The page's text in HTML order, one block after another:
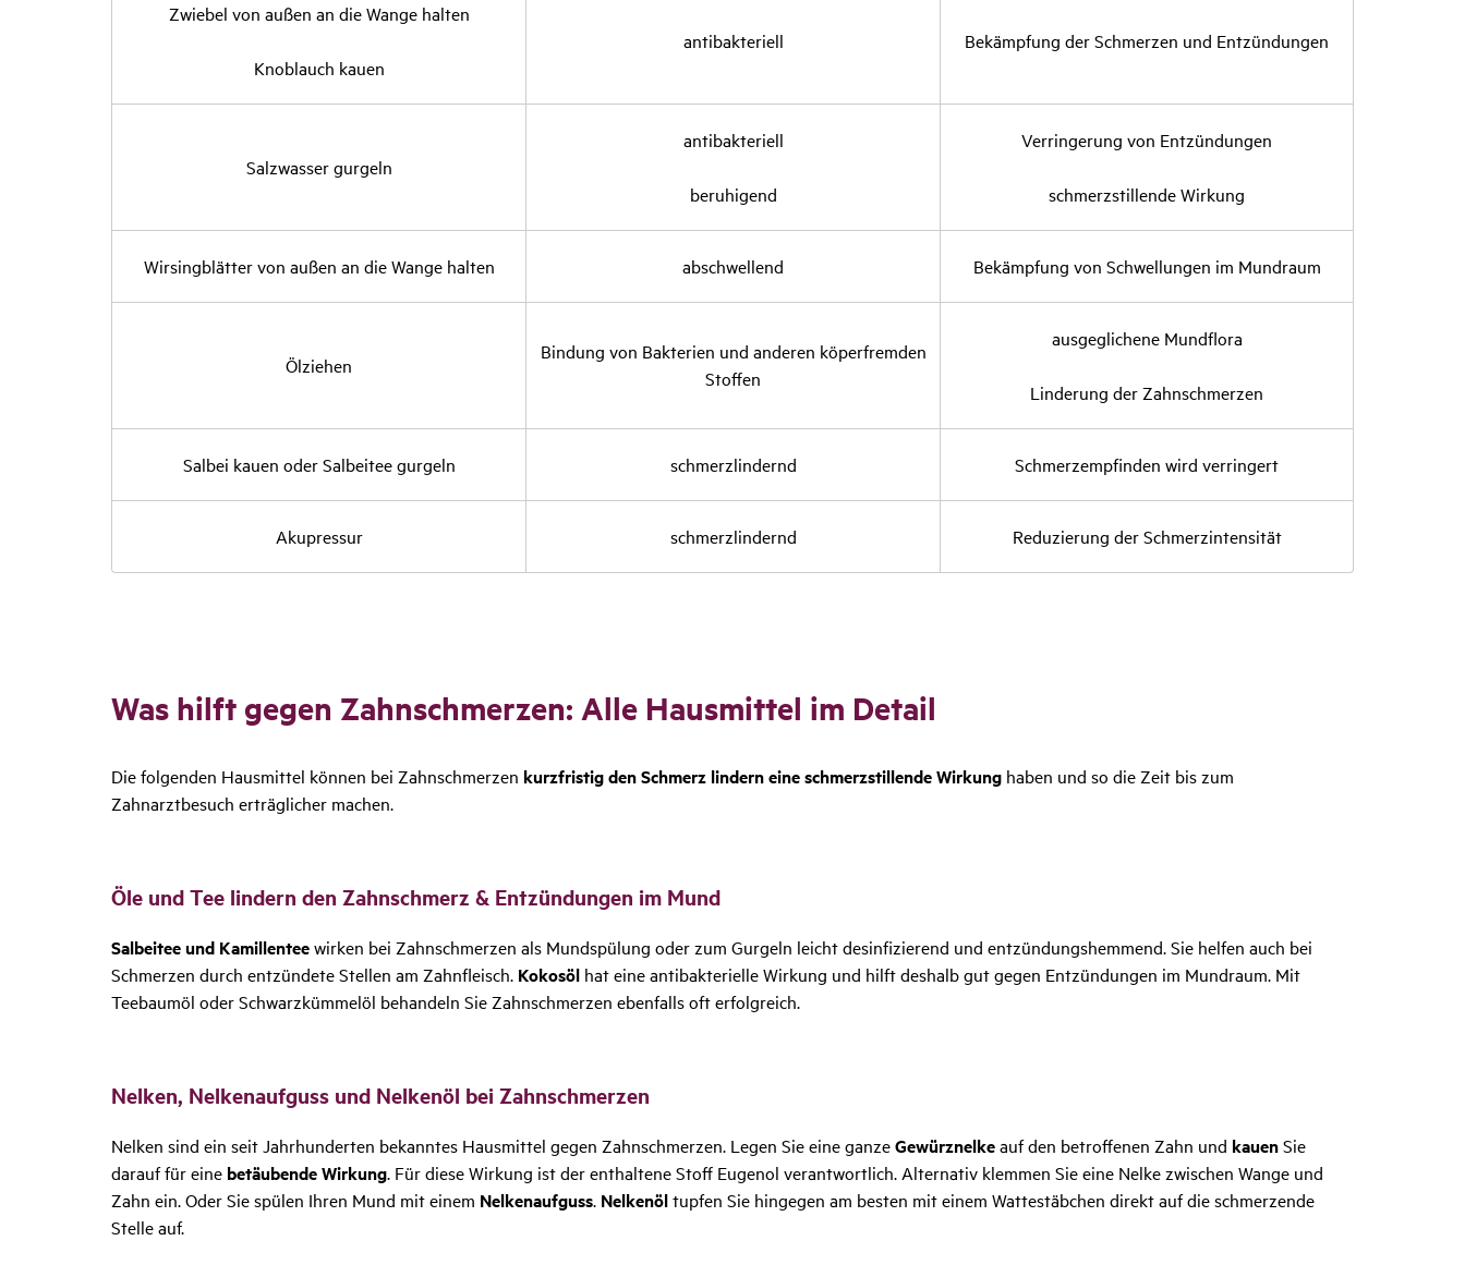
Zwiebel von außen an die Wange halten
Knob­lauch kauen
anti­bak­te­riell Bekämp­fung der Schmerzen und Entzün­dungen
Salz­wasser gurgeln
anti­bak­te­riell
beru­hi­gend
Verrin­ge­rung von Entzün­dungen
schmerz­stil­lende Wirkung
Wirsing­blätter von außen an die Wange halten abschwel­lend Bekämp­fung von Schwel­lungen im Mund­raum
Ölziehen
Bindung von Bakte­rien und anderen köper­fremden
Stoffen
ausge­gli­chene Mund­flora
Linde­rung der Zahn­schmerzen
Salbei kauen oder Salbeitee gurgeln schmerz­lin­dernd Schmerz­emp­finden wird verrin­gert
Akupressur schmerz­lin­dernd Redu­zie­rung der Schmer­zin­ten­sität
Was hilft gegen Zahn­schmerzen: Alle Haus­mittel im Detail
Die folgenden Hausmittel können bei Zahnschmerzen kurzfristig den Schmerz lindern eine schmerzstillende Wirkung haben und so die Zeit bis zum
Zahnarztbesuch erträglicher machen.
Öle und Tee lindern den Zahn­schmerz & Entzün­dungen im Mund
Salbeitee und Kamillenteewirken bei Zahnschmerzen als Mundspülung oder zum Gurgeln leicht desinfizierend und entzündungshemmend. Sie helfen auch bei
Schmerzen durch entzündete Stellen am Zahnfleisch. Kokosöl hat eine antibakterielle Wirkung und hilft deshalb gut gegen Entzündungen im Mundraum. Mit
Teebaumöl oder Schwarzkümmelöl behandeln Sie Zahnschmerzen ebenfalls oft erfolgreich.
Nelken, Nelken­auf­guss und Nelkenöl bei Zahn­schmerzen
Nelken sind ein seit Jahrhunderten bekanntes Hausmittel gegen Zahnschmerzen. Legen Sie eine ganzeGewürznelkeauf den betroffenen Zahn und kauenSie
darauf für eine betäubende Wirkung. Für diese Wirkung ist der enthaltene Stoff Eugenol verantwortlich. Alternativ klemmen Sie eine Nelke zwischen Wange und
Zahn ein. Oder Sie spülen Ihren Mund mit einem Nelkenaufguss. Nelkenöltupfen Sie hingegen am besten mit einem Wattestäbchen direkt auf die schmerzende
Stelle auf.